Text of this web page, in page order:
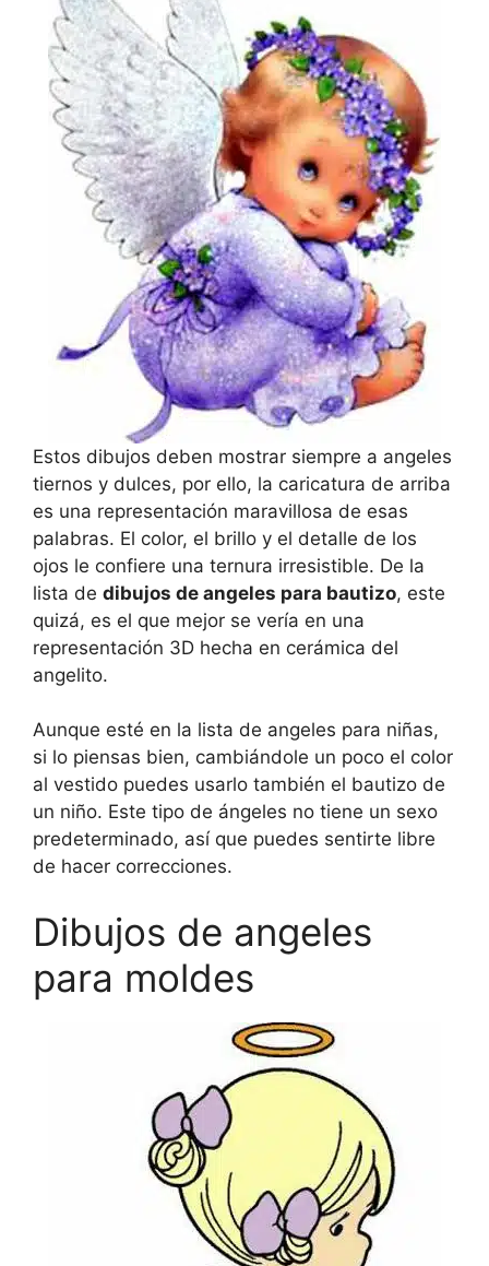
Estos dibujos deben mostrar siempre a angeles
tiernos y dulces, por ello, la caricatura de arriba
es una representación maravillosa de esas
palabras. El color, el brillo y el detalle de los
ojos le confiere una ternura irresistible. De la
lista de dibujos de angeles para bautizo, este
quizá, es el que mejor se vería en una
representación 3D hecha en cerámica del
angelito.
Aunque esté en la lista de angeles para niñas,
si lo piensas bien, cambiándole un poco el color
al vestido puedes usarlo también el bautizo de
un niño. Este tipo de ángeles no tiene un sexo
predeterminado, así que puedes sentirte libre
de hacer correcciones.
Dibujos de angeles
para moldes